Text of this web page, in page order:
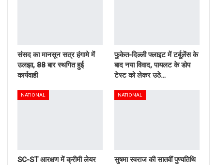
संसद का मानसून सत्र हंगामे में
उलझा, 88 बार स्थगित हुई
कार्यवाही
फुकेत-दिल्ली फ्लाइट में टर्बुलेंस के
बाद नया विवाद, पायलट के डोप
टेस्ट को लेकर उठे…
NATIONAL
SC-ST आरक्षण में क्रीमी लेयर
NATIONAL
सुषमा स्वराज की सातवीं पुण्यतिथि